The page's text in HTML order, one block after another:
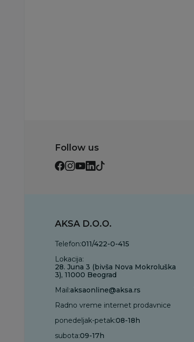
Follow us
AKSA D.O.O.
Telefon:011/422-0-415
Lokacija:
28. Juna 3 (bivša Nova Mokroluška
3), 11000 Beograd
Mail:aksaonline@aksa.rs
Radno vreme internet prodavnice
ponedeljak-petak:08-18h
subota:09-17h